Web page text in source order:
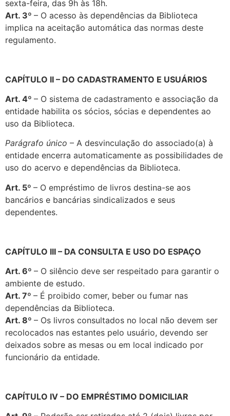
sexta-feira, das 9h às 18h.
Art. 3º – O acesso às dependências da Biblioteca
implica na aceitação automática das normas deste
regulamento.
CAPÍTULO II – DO CADASTRAMENTO E USUÁRIOS
Art. 4º – O sistema de cadastramento e associação da
entidade habilita os sócios, sócias e dependentes ao
uso da Biblioteca.
Parágrafo único – A desvinculação do associado(a) à
entidade encerra automaticamente as possibilidades de
uso do acervo e dependências da Biblioteca.
Art. 5º – O empréstimo de livros destina-se aos
bancários e bancárias sindicalizados e seus
dependentes.
CAPÍTULO III – DA CONSULTA E USO DO ESPAÇO
Art. 6º – O silêncio deve ser respeitado para garantir o
ambiente de estudo.
Art. 7º – É proibido comer, beber ou fumar nas
dependências da Biblioteca.
Art. 8º – Os livros consultados no local não devem ser
recolocados nas estantes pelo usuário, devendo ser
deixados sobre as mesas ou em local indicado por
funcionário da entidade.
CAPÍTULO IV – DO EMPRÉSTIMO DOMICILIAR